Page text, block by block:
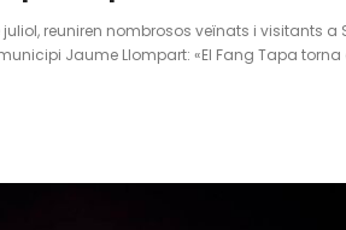
reuniren nombrosos veïnats i visitants a
Jaume Llompart: «El Fang Tapa